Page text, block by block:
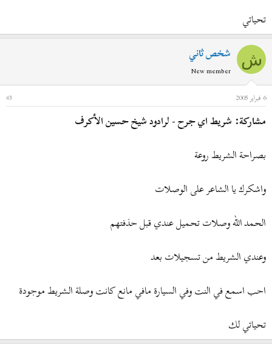
تحياتي
ش شخص ثاني
New member
6 فبراير 2005
#3
مشاركة: شريط اي جرح - لرادود شيخ حسين الأكرف
بصراحة الشريط روعة
واشكرك يا الشاعر على الوصلات
الحمد الله وصلات تحميل عندي قبل حذفتهم
وعندي الشريط من تسجيلات بعد
احب اسمع في النت وفي السيارة مافي مانع كانت وصلة الشريط موجودة
تحياتي لك